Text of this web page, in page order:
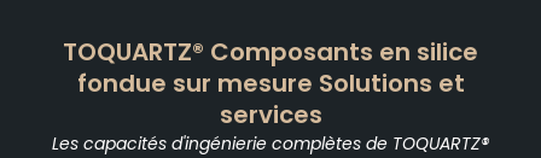
TOQUARTZ® Composants en silice
fondue sur mesure Solutions et
services
Les capacités d'ingénierie complètes de TOQUARTZ®